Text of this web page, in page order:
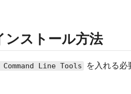
ストール方法
Command Line Tools を入れる必